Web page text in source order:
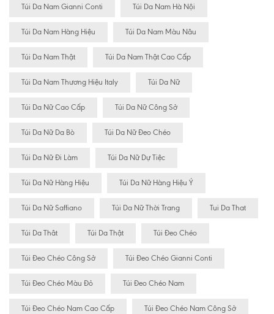
Túi Da Nam Gianni Conti Túi Da Nam Hà Nội
Túi Da Nam Hàng Hiệu Túi Da Nam Màu Nâu
Túi Da Nam Thật Túi Da Nam Thật Cao Cấp
Túi Da Nam Thương Hiệu Italy Túi Da Nữ
Túi Da Nữ Cao Cấp Túi Da Nữ Công Sở
Túi Da Nữ Da Bò Túi Da Nữ Đeo Chéo
Túi Da Nữ Đi Làm Túi Da Nữ Dự Tiệc
Túi Da Nữ Hàng Hiệu Túi Da Nữ Hàng Hiệu Ý
Túi Da Nữ Saffiano Túi Da Nữ Thời Trang Tui Da That
Túi Da Thât Túi Da Thật Túi Đeo Chéo
Túi Đeo Chéo Công Sở Túi Đeo Chéo Gianni Conti
Túi Đeo Chéo Màu Đỏ Túi Đeo Chéo Nam
Túi Đeo Chéo Nam Cao Cấp Túi Đeo Chéo Nam Công Sở